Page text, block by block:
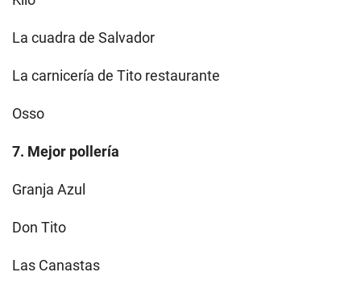
La cuadra de Salvador
La carnicería de Tito restaurante
Osso
7. Mejor pollería
Granja Azul
Don Tito
Las Canastas